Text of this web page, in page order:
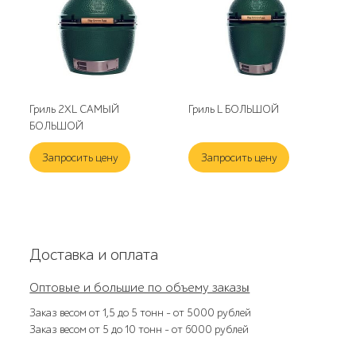
Гриль 2XL САМЫЙ
БОЛЬШОЙ
Запросить цену
Гриль L БОЛЬШОЙ
Запросить цену
Доставка и оплата
Оптовые и большие по объему заказы
Заказ весом от 1,5 до 5 тонн – от 5000 рублей
Заказ весом от 5 до 10 тонн – от 6000 рублей